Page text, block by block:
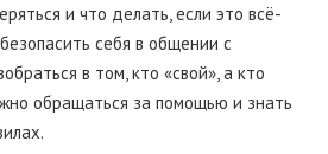
и что делать, если это всё-
себя в общении с
в том, кто «свой», а кто
обращаться за помощью и знать